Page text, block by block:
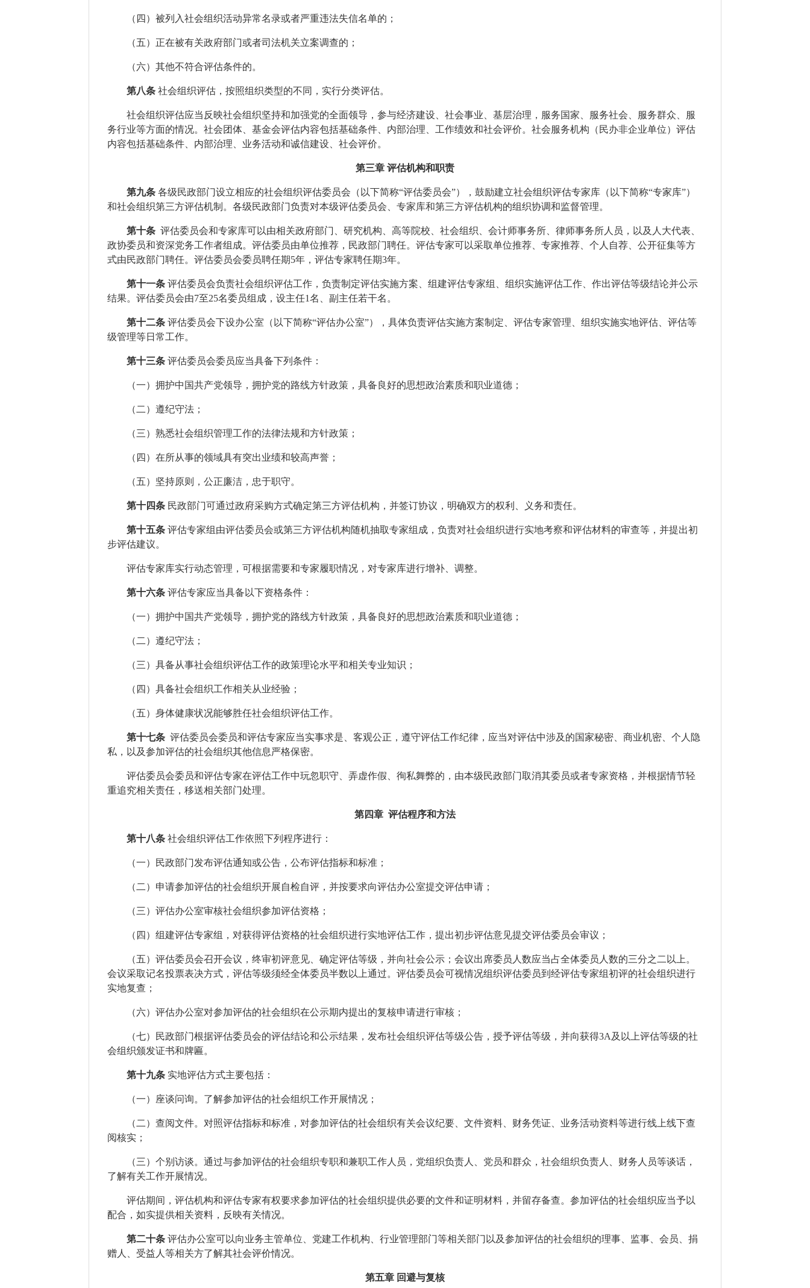
（四） 被列入社会组织活动异常名录或者严重违法失信名单的；
（五）正在被有关政府部门或者司法机关立案调查的；
（六）其他不符合评估条件的。
第八条 社会组织评估，按照组织类型的不同，实行分类评估。
社会组织评估应当反映社会组织坚持和加强党的全面领导，参与经济建设、社会事业、基层治理，服务国家、服务社会、服务群众、服
务行业等方面的情况。社会团体、基金会评估内容包括基础条件、内部治理、工作绩效和社会评价。 社会服务机构（民办非企业单位） 评估
内容包括基础条件、内部治理、业务活动和诚信建设、社会评价。
第三章 评估机构和职责
第九条 各级民政部门设立相应的社会组织评估委员会（以下简称“评估委员会”），鼓励建立社会组织评估专家库（以下简称“专家库”）
和社会组织第三方评估机制。各级民政部门负责对本级评估委员会、专家库和第三方评估机构的组织协调和监督管理。
第十条 评估委员会和专家库可以由相关政府部门、研究机构、高等院校、社会组织、会计师事务所、律师事务所人员，以及人大代表、
政协委员和资深党务工作者组成。评估委员由单位推荐，民政部门聘任。评估专家可以采取单位推荐、专家推荐、个人自荐、公开征集等方
式由民政部门聘任。评估委员会委员聘任期5年，评估专家聘任期3年。
第十一条 评估委员会负责社会组织评估工作，负责制定评估实施方案、组建评估专家组、组织实施评估工作、作出评估等级结论并公示
结果。评估委员会由7至25名委员组成，设主任1名、副主任若干名。
第十二条 评估委员会下设办公室（以下简称“评估办公室”），具体负责评估实施方案制定、评估专家管理、组织实施实地评估、评估等
级管理等日常工作。
第十三条 评估委员会委员应当具备下列条件：
（一） 拥护中国共产党领导，拥护党的路线方针政策，具备良好的思想政治素质和职业道德；
（二）遵纪守法；
（三）熟悉社会组织管理工作的法律法规和方针政策；
（四）在所从事的领域具有突出业绩和较高声誉；
（五）坚持原则，公正廉洁，忠于职守。
第十四条 民政部门可通过政府采购方式确定第三方评估机构，并签订协议，明确双方的权利、义务和责任。
第十五条 评估专家组由评估委员会或第三方评估机构随机抽取专家组成，负责对社会组织进行实地考察和评估材料的审查等，并提出初
步评估建议。
评估专家库实行动态管理，可根据需要和专家履职情况，对专家库进行增补、调整。
第十六条 评估专家应当具备以下资格条件：
（一） 拥护中国共产党领导，拥护党的路线方针政策，具备良好的思想政治素质和职业道德；
（二）遵纪守法；
（三）具备从事社会组织评估工作的政策理论水平和相关专业知识；
（四）具备社会组织工作相关从业经验；
（五）身体健康状况能够胜任社会组织评估工作。
第十七条 评估委员会委员和评估专家应当实事求是、客观公正，遵守评估工作纪律，应当对评估中涉及的国家秘密、商业机密、个人隐
私，以及参加评估的社会组织其他信息严格保密。
评估委员会委员和评估专家在评估工作中玩忽职守、弄虚作假、徇私舞弊的，由本级民政部门取消其委员或者专家资格，并根据情节轻
重追究相关责任，移送相关部门处理。
第四章 评估程序和方法
第十八条 社会组织评估工作依照下列程序进行：
（一） 民政部门发布评估通知或公告，公布评估指标和标准；
（二） 申请参加评估的社会组织开展自检自评，并按要求向评估办公室提交评估申请；
（三） 评估办公室审核社会组织参加评估资格；
（四） 组建评估专家组，对获得评估资格的社会组织进行实地评估工作，提出初步评估意见提交评估委员会审议；
（五） 评估委员会召开会议，终审初评意见、确定评估等级，并向社会公示；会议出席委员人数应当占全体委员人数的三分之二以上。
会议采取记名投票表决方式，评估等级须经全体委员半数以上通过。评估委员会可视情况组织评估委员到经评估专家组初评的社会组织进行
实地复查；
（六）评估办公室对参加评估的社会组织在公示期内提出的复核申请进行审核；
（七）民政部门根据评估委员会的评估结论和公示结果，发布社会组织评估等级公告，授予评估等级，并向获得3A 及以上评估等级的社
会组织颁发证书和牌匾。
第十九条 实地评估方式主要包括：
（一） 座谈问询。了解参加评估的社会组织工作开展情况；
（二） 查阅文件。对照评估指标和标准，对参加评估的社会组织有关会议纪要、文件资料、财务凭证、业务活动资料等进行线上线下查
阅核实；
（三） 个别访谈。通过与参加评估的社会组织专职和兼职工作人员，党组织负责人、党员和群众，社会组织负责人、财务人员等谈话，
了解有关工作开展情况。
评估期间，评估机构和评估专家有权要求参加评估的社会组织提供必要的文件和证明材料，并留存备查。参加评估的社会组织应当予以
配合，如实提供相关资料，反映有关情况。
第二十条 评估办公室可以向业务主管单位、党建工作机构、行业管理部门等相关部门以及参加评估的社会组织的理事、监事、会员、捐
赠人、受益人等相关方了解其社会评价情况。
第五章 回避与复核